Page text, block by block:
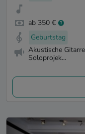
ab 350 €
Geburtstag
Akustische
Soloprojek...